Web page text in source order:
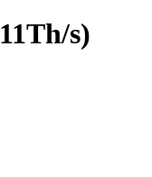
11Th/s)